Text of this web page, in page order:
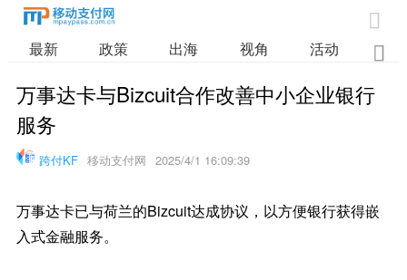

最新 政策 出海 视角 活动 业

万事达卡与Bizcuit合作改善中小企业银行
服务
跨付KF 移动支付网 2025/4/1 16:09:39
万事达卡已与荷兰的Bizcuit达成协议，以方便银行获得嵌
入式金融服务。